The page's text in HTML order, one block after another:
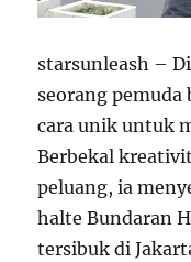
starsunleash –
seorang
cara unik untuk
Berbekal
peluang, ia
halte Bundaran
tersibuk di